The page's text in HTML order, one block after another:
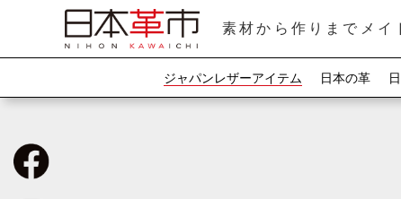
素材から作りまでメイ
ジャパンレザーアイテム 日本の革